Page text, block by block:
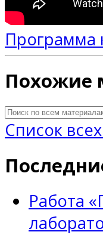
Программа
Похожие
Список
Работа